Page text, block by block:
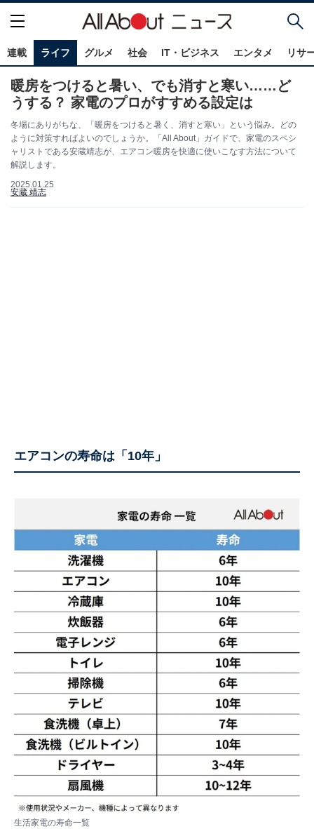
連載 ライフ グルメ 社会 IT・ビジネス エンタメ リサ
暖房をつけると暑い、でも消すと寒い……ど
うする？ 家電のプロがすすめる設定は
冬場にありがちな、「暖房をつけると暑く、消すと寒い」という悩み。どの
ように対策すればよいのでしょうか。「All About」ガイドで、家電のスペシ
ャリストである安蔵靖志が、エアコン暖房を快適に使いこなす方法について
解説します。
2025.01.25
安蔵 靖志
エアコンの寿命は「10年」
生活家電の寿命一覧